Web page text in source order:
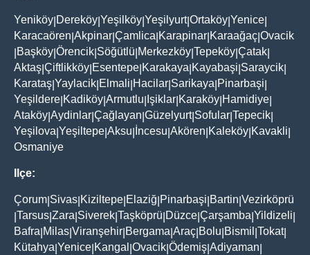
Yeniköy Dereköy Yeşilköy Yeşilyurt|Ortaköy Yenice
Karacaören Akpinar Çamlica Karapinar Karaağaç Ovacik
Başköy Örencik Söğütlü Merkezköy Tepeköy Çatak
Aktaş Çiftlikköy Esentepe Karakaya Kayabaşi Saraycik
Karataş Yaylacik Elmali Hacilar Sarikaya Pinarbaşi
Yeşildere Kadiköy Armutlu Işiklar Karaköy Hamidiye
Ataköy Aydinlar Çağlayan Güzelyurt| Sofular Tepecik
Yeşilova Yeşiltepe Aksu İncesu Akören Kaleköy Kavakli
Osmaniye
Ilçe:
Çorum Sivas Kiziltepe Elaziğ Pinarbaşi Bartin Vezirköprü
Tarsus Zara Siverek Taşköprü Düzce Çarşamba Yildizeli
Bafra Milas Viranşehir Bergama Araç Bolu Bismil Tokat|
Kütahya Yenice Kangal Ovacik Ödemiş Adiyaman